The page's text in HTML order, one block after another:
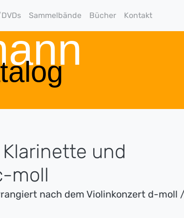
Sammelbände Bücher Kontakt
und
moll
nach dem Violinkonzert d-moll